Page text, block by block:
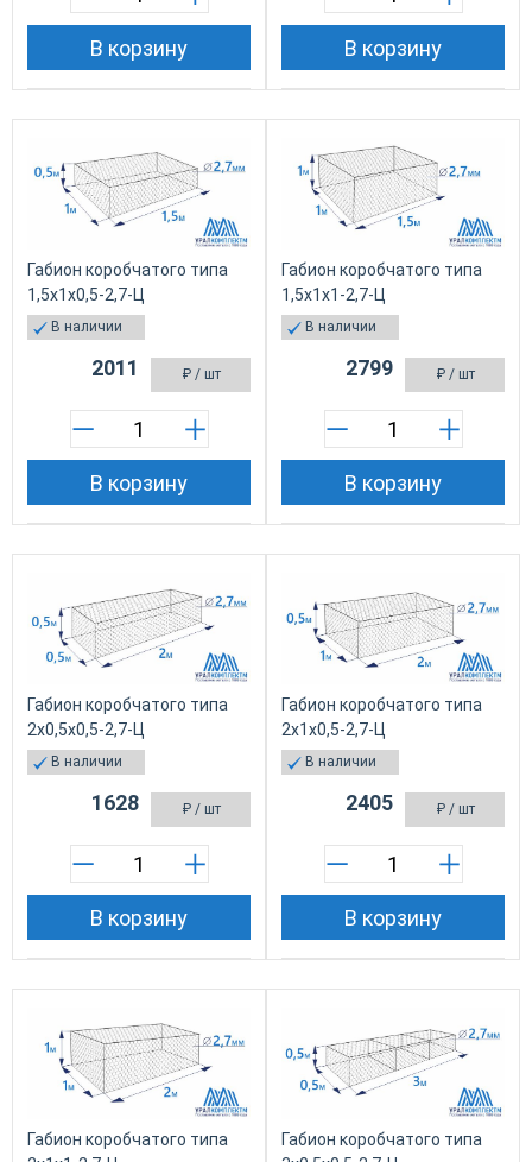
В корзину В корзину
Габион коробчатого типа
1,5х1х0,5-2,7-Ц
В наличии
₽/ шт
2011
В корзину
Габион коробчатого типа
1,5х1х1-2,7-Ц
В наличии
₽/ шт
2799
В корзину
Габион коробчатого типа
2х0,5х0,5-2,7-Ц
В наличии
₽/ шт
1628
В корзину
Габион коробчатого типа
2х1х0,5-2,7-Ц
В наличии
₽/ шт
2405
В корзину
Габион коробчатого типа
Габион коробчатого типа